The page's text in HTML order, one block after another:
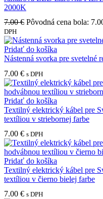
2000K
7.00€ Pôvodná cena bola:
DPH
Pridať do košíka
Nástenná svorka pre svetelné
7.00 € s DPH
Pridať do košíka
Textilný elektrický kábel pre
textíliou v striebornej farbe
7.00 € s DPH
Pridať do košíka
Textilný elektrický kábel pre
textíliou v čierno bielej farbe
7.00 € s DPH